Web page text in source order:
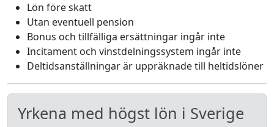
Lön före skatt
Utan eventuell pension
Bonus och tillfälliga ersättningar ingår inte
Incitament och vinstdelningssystem ingår inte
Deltidsanställningar är uppräknade till heltidslöner
Yrkena med högst lön i Sverige